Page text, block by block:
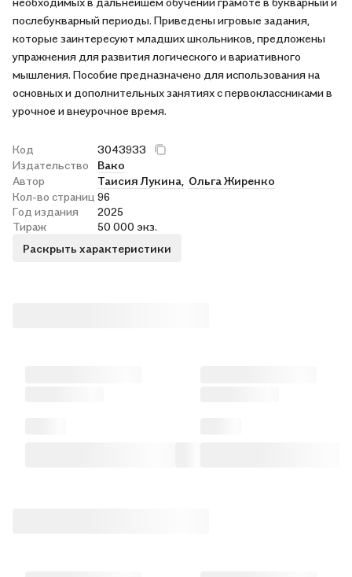
послебукварный периоды. Приведены игровые задания,
которые заинтересуют младших школьников, предложены
упражнения для развития логического и вариативного
мышления. Пособие предназначено для использования на
основных и дополнительных занятиях с первоклассниками в
урочное и внеурочное время.
Код
3043933
Издательство
Вако
Автор
Таисия Лукина, Ольга Жиренко
Кол-во страниц 96
Год издания
2025
Тираж
50 000 экз.
Раскрыть характеристики